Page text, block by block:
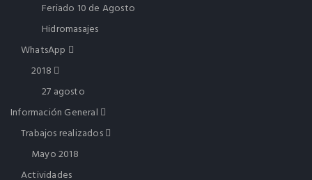
Feriado 10 de Agosto
Hidromasajes
WhatsApp
2018
27 agosto
Información General
Trabajos realizados
Mayo 2018
Actividades